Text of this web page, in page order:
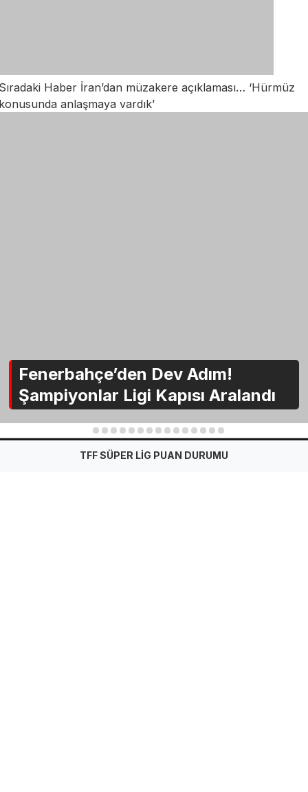
Haber İran’dan müzakere açıklaması… ‘Hürmüz
anlaşmaya vardık’
Fenerbahçe’den Dev Adım!
Şampiyonlar Ligi Kapısı Aralandı
2 3 4 5 6 7 8 9 10 11 12 13 14 15
TFF SÜPER LİG PUAN DURUMU